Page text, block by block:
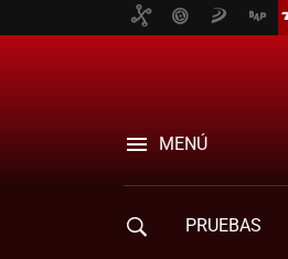
MENÚ
PRUEBAS